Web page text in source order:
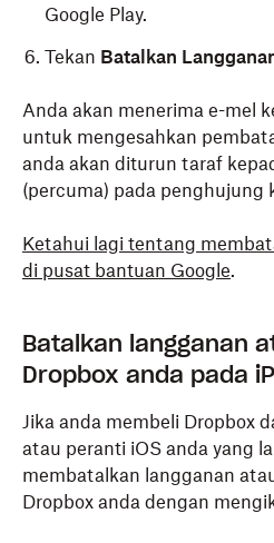
Google Play.
Tekan Batalkan
Anda akan menerima e-mel
untuk mengesahkan
anda akan diturun taraf
(percuma) pada penghujung
Ketahui lagi tentang
di pusat bantuan Google.
Batalkan langganan
Dropbox anda pada
Jika anda membeli Dropbox
atau peranti iOS anda yang
membatalkan langganan
Dropbox anda dengan